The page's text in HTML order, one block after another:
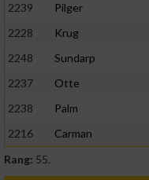
2239
Pilger
2228
Krug
2248
Sundarp
2237
Otte
2238
Palm
2216
Carman
Rang: 55.